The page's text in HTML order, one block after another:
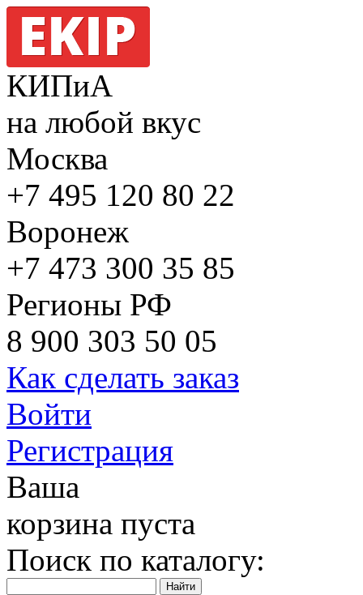
КИПиА
на любой вкус
Москва
+7 495 120 80 22
Воронеж
+7 473 300 35 85
Регионы РФ
8 900 303 50 05
Как сделать заказ
Войти
Регистрация
Ваша
корзина пуста
Поиск по каталогу: